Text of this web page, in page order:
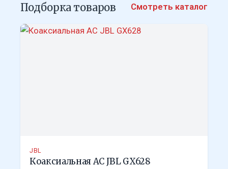
Подборка товаров Смотреть каталог
JBL
Коаксиальная АС JBL GX628